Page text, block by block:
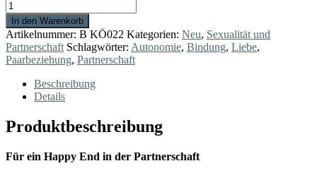
Ja,
nein,
vielleicht
Menge
In den Warenkorb
Artikelnummer: B KÖ022 Kategorien: Neu, Sexualität und
Partnerschaft Schlagwörter: Autonomie, Bindung, Liebe,
Paarbeziehung, Partnerschaft
Beschreibung
Details
Produktbeschreibung
Für ein Happy End in der Partnerschaft